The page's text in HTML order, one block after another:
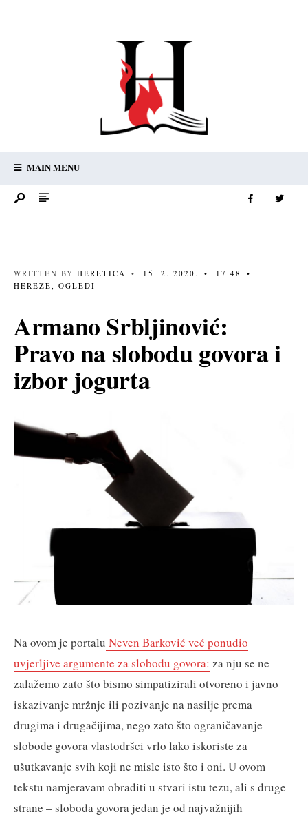
MAIN MENU
WRITTEN BY HERETICA • 15. 2. 2020. • 17:48
•
HEREZE, OGLEDI
Armano Srbljinović:
Pravo na slobodu govora i
izbor jogurta
Na ovom je portalu Neven Barković već ponudio
uvjerljive argumente za slobodu govora: za nju se ne
zalažemo zato što bismo simpatizirali otvoreno i javno
iskazivanje mržnje ili pozivanje na nasilje prema
drugima i drugačijima, nego zato što ograničavanje
slobode govora vlastodršci vrlo lako iskoriste za
ušutkavanje svih koji ne misle isto što i oni. U ovom
tekstu namjeravam obraditi u stvari istu tezu, ali s druge
strane – sloboda govora jedan je od najvažnijih